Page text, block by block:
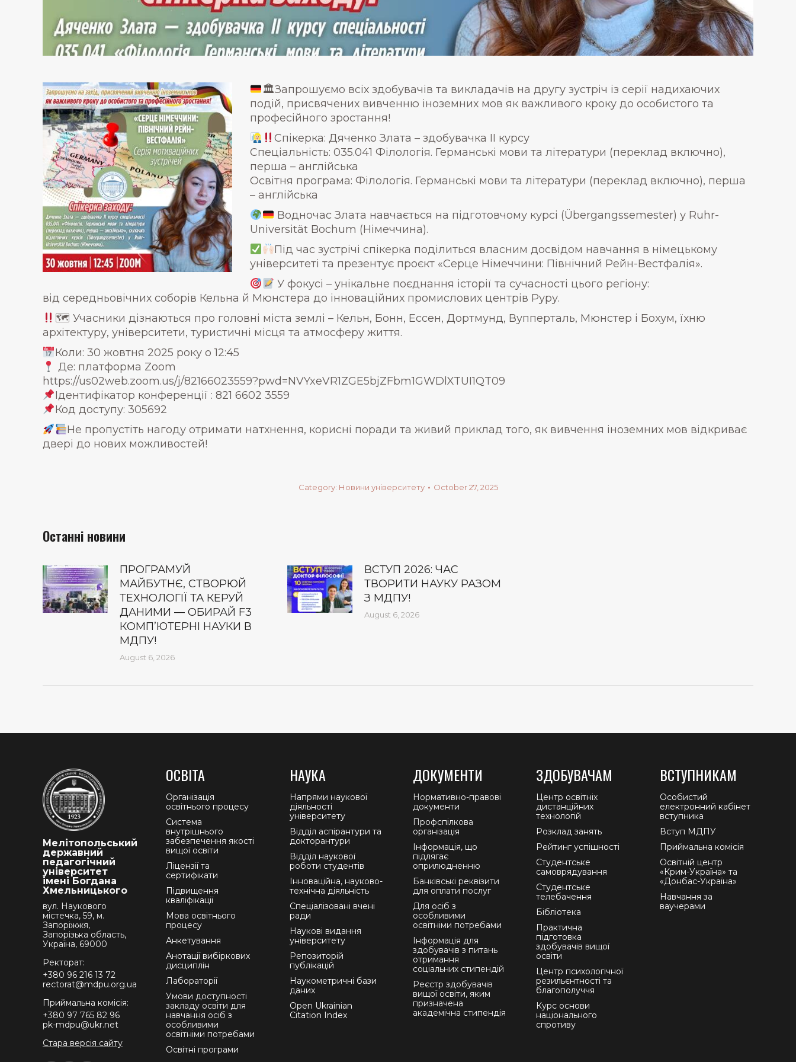
🏛Запрошуємо всіх здобувачів та викладачів на другу зустріч із серії надихаючих
подій, присвячених вивченню іноземних мов як важливого кроку до особистого та
професійного зростання!
Спікерка: Дяченко Злата – здобувачка ІІ курсу
Спеціальність: 035.041 Філологія. Германські мови та літератури (переклад включно),
перша – англійська
Освітня програма: Філологія. Германські мови та літератури (переклад включно), перша
– англійська
Водночас Злата навчається на підготовчому курсі (Übergangssemester) у Ruhr-
Universität Bochum (Німеччина).
Під час зустрічі спікерка поділиться власним досвідом навчання в німецькому
університеті та презентує проєкт «Серце Німеччини: Північний Рейн-Вестфалія».
У фокусі – унікальне поєднання історії та сучасності цього регіону:
від середньовічних соборів Кельна й Мюнстера до інноваційних промислових центрів Руру.
🗺 Учасники дізнаються про головні міста землі – Кельн, Бонн, Ессен, Дортмунд, Вупперталь, Мюнстер і Бохум, їхню
архітектуру, університети, туристичні місця та атмосферу життя.
Коли: 30 жовтня 2025 року о 12:45
Де: платформа Zoom
https://us02web.zoom.us/j/82166023559?pwd=NVYxeVR1ZGE5bjZFbm1GWDlXTUI1QT09
Ідентифікатор конференції : 821 6602 3559
Код доступу: 305692
Не пропустіть нагоду отримати натхнення, корисні поради та живий приклад того, як вивчення іноземних мов відкриває
двері до нових можливостей!
Category: Новини університету October 27, 2025
Останні новини
ПРОГРАМУЙ
МАЙБУТНЄ, СТВОРЮЙ
ТЕХНОЛОГІЇ ТА КЕРУЙ
ДАНИМИ — ОБИРАЙ F3
КОМП’ЮТЕРНІ НАУКИ В
МДПУ!
August 6, 2026
ВСТУП 2026: ЧАС
ТВОРИТИ НАУКУ РАЗОМ
З МДПУ!
August 6, 2026
Мелітопольський
державний
педагогічний
університет
імені Богдана
Хмельницького
вул. Наукового
містечка, 59, м.
Запоріжжя,
Запорізька область,
Україна, 69000
Ректорат:
+380 96 216 13 72
rectorat@mdpu.org.ua
Приймальна комісія:
+380 97 765 82 96
pk-mdpu@ukr.net
Стара версія сайту
ОСВІТА
Організація
освітнього процесу
Система
внутрішнього
забезпечення якості
вищої освіти
Ліцензії та
сертифікати
Підвищення
кваліфікації
Мова освітнього
процесу
Анкетування
Анотації вибіркових
дисциплін
Лабораторії
Умови доступності
закладу освіти для
навчання осіб з
особливими
освітніми потребами
Освітні програми
НАУКА
Напрями наукової
діяльності
університету
Відділ аспірантури та
докторантури
Відділ наукової
роботи студентів
Інноваційна, науково-
технічна діяльність
Спеціалізовані вчені
ради
Наукові видання
університету
Репозиторій
публікацій
Наукометричні бази
даних
Open Ukrainian
Citation Index
ДОКУМЕНТИ
Нормативно-правові
документи
Профспілкова
організація
Інформація, що
підлягає
оприлюдненню
Банківські реквізити
для оплати послуг
Для осіб з
особливими
освітніми потребами
Інформація для
здобувачів з питань
отримання
соціальних стипендій
Реєстр здобувачів
вищої освіти, яким
призначена
академічна стипендія
ЗДОБУВАЧАМ
Центр освітніх
дистанційних
технологій
Розклад занять
Рейтинг успішності
Студентське
самоврядування
Студентське
телебачення
Бібліотека
Практична
підготовка
здобувачів вищої
освіти
Центр психологічної
резильєнтності та
благополуччя
Курс основи
національного
спротиву
ВСТУПНИКАМ
Особистий
електронний кабінет
вступника
Вступ МДПУ
Приймальна комісія
Освітній центр
«Крим-Україна» та
«Донбас-Україна»
Навчання за
ваучерами